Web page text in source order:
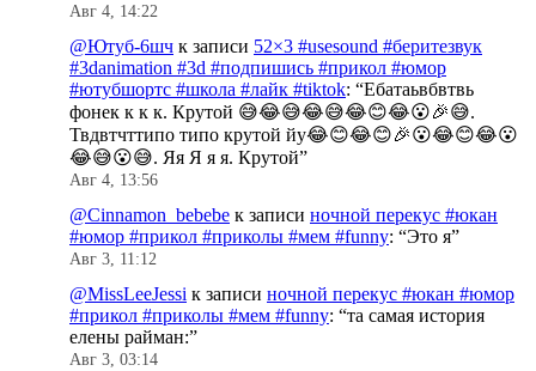
Авг 4, 14:22
@Ютуб-6шч к записи 52×3 #usesound #беритезвук
#3danimation #3d #подпишись #прикол #юмор
#ютубшортс #школа #лайк #tiktok: “Ебатаьвбвтвь
фонек к к к. Крутой 😅😂😅😂😅😂😊😂😮🎉😅.
Твдвтчттипо типо крутой йу😂😊😂😊🎉😮😂😊😂😮
😂😅😮😅. Яя Я я я. Крутой”
Авг 4, 13:56
@Cinnamon_bebebe к записи ночной перекус #юкан
#юмор #прикол #приколы #мем #funny: “Это я”
Авг 3, 11:12
@MissLeeJessi к записи ночной перекус #юкан #юмор
#прикол #приколы #мем #funny: “та самая история
елены райман:”
Авг 3, 03:14